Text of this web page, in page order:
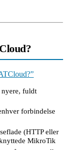
fuldt
forbindelse
(HTTP eller
MikroTik